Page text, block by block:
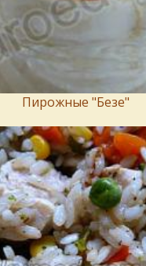
Пирожныe "Бeзe"